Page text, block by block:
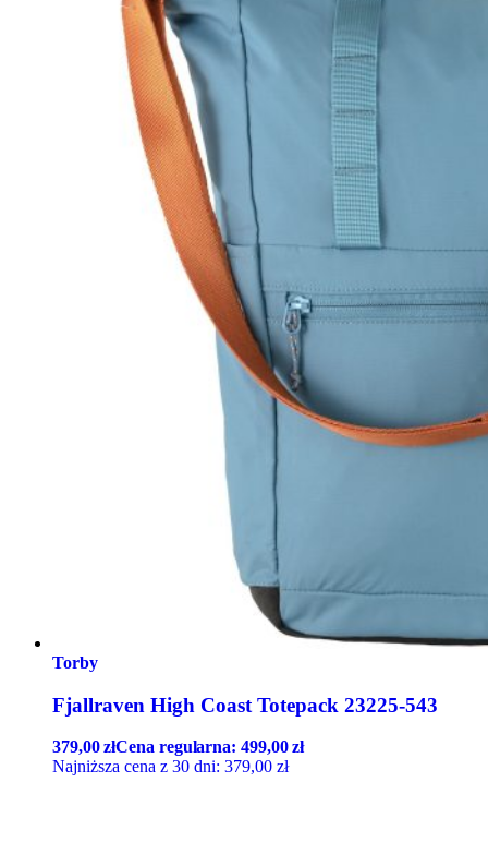
Torby
Fjallraven High Coast Totepack 23225-543
379,00złCena regularna:499,00zł
Najniższa cena z 30 dni: 379,00 zł